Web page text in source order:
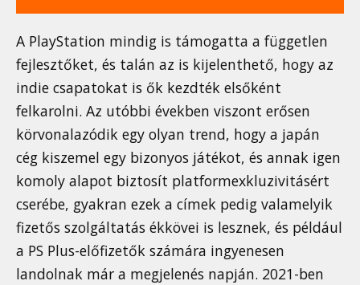
A PlayStation mindig is támogatta a független
fejlesztőket, és talán az is kijelenthető, hogy az
indie csapatokat is ők kezdték elsőként
felkarolni. Az utóbbi években viszont erősen
körvonalazódik egy olyan trend, hogy a japán
cég kiszemel egy bizonyos játékot, és annak igen
komoly alapot biztosít platformexkluzivitásért
cserébe, gyakran ezek a címek pedig valamelyik
fizetős szolgáltatás ékkövei is lesznek, és például
a PS Plus-előfizetők számára ingyenesen
landolnak már a megjelenés napján. 2021-ben